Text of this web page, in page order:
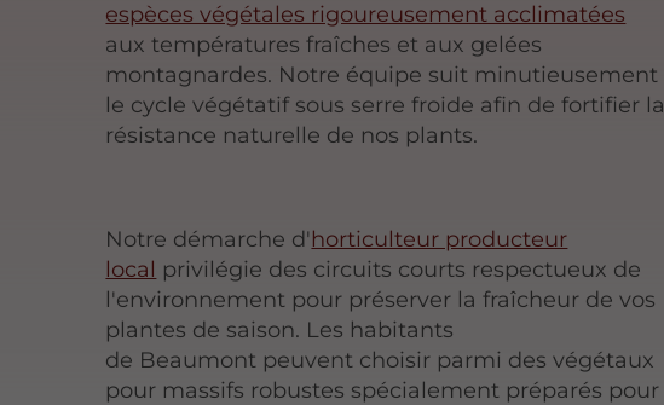
espèces végétales rigoureusement acclimatées
aux températures fraîches et aux gelées
montagnardes. Notre équipe suit minutieusement
le cycle végétatif sous serre froide afin de fortifier la
résistance naturelle de nos plants.
Notre démarche d'horticulteur producteur
local privilégie des circuits courts respectueux de
l'environnement pour préserver la fraîcheur de vos
plantes de saison. Les habitants
de Beaumont peuvent choisir parmi des végétaux
pour massifs robustes spécialement préparés pour